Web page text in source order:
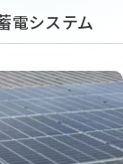
システム